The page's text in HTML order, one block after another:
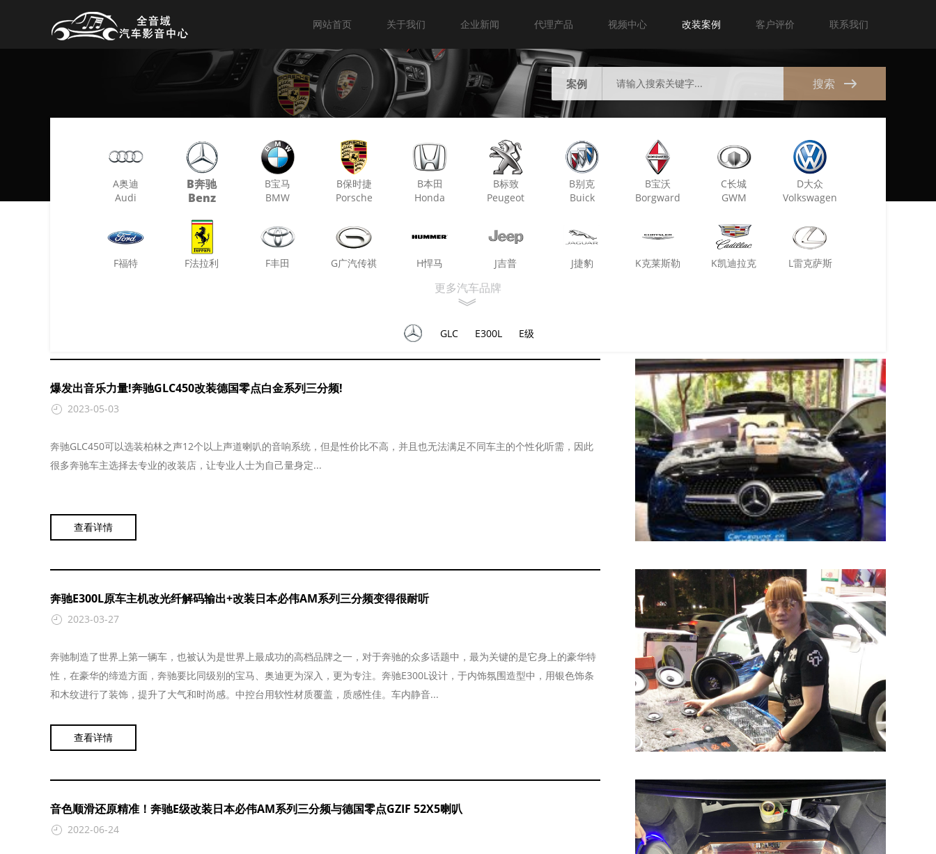
网站首页 关于我们 企业新闻 代理产品 视频中心 改装案例 客户评价 联系我们
案例 搜索
A奥迪
Audi
B奔驰
Benz
B宝马
BMW
B保时捷
Porsche
B本田
Honda
B标致
Peugeot
B别克
Buick
B宝沃
Borgward
C长城
GWM
D大众
Volkswagen
F福特
F法拉利
F丰田
G广汽传祺
H悍马
J吉普
J捷豹
K克莱斯勒
K凯迪拉克
L雷克萨斯
Renault
LandRover
Lamborghini
Landwind
L铃木
SUZUKI
LEADING
Mazda
Maserati
ACURA
Kia
T特斯拉
Tesla
W沃尔沃
Volvo
W魏派
WEY
NIO
更多汽车品牌
︾
GLC E300L E级
爆发出音乐力量!奔驰GLC450改装德国零点白金系列三分频!
2023-05-03
奔驰GLC450可以选装柏林之声12个以上声道喇叭的音响系统，但是性价比不高，并且也无法满足不同车主的个性化听需，因此
很多奔驰车主选择去专业的改装店，让专业人士为自己量身定...
查看详情
奔驰E300L原车主机改光纤解码输出+改装日本必伟AM系列三分频变得很耐听
2023-03-27
奔驰制造了世界上第一辆车，也被认为是世界上最成功的高档品牌之一，对于奔驰的众多话题中，最为关键的是它身上的豪华特
性，在豪华的缔造方面，奔驰要比同级别的宝马、奥迪更为深入，更为专注。奔驰E300L设计，于内饰氛围造型中，用银色饰条
和木纹进行了装饰，提升了大气和时尚感。中控台用软性材质覆盖，质感性佳。车内静音...
查看详情
音色顺滑还原精准！奔驰E级改装日本必伟AM系列三分频与德国零点GZIF 52X5喇叭
2022-06-24